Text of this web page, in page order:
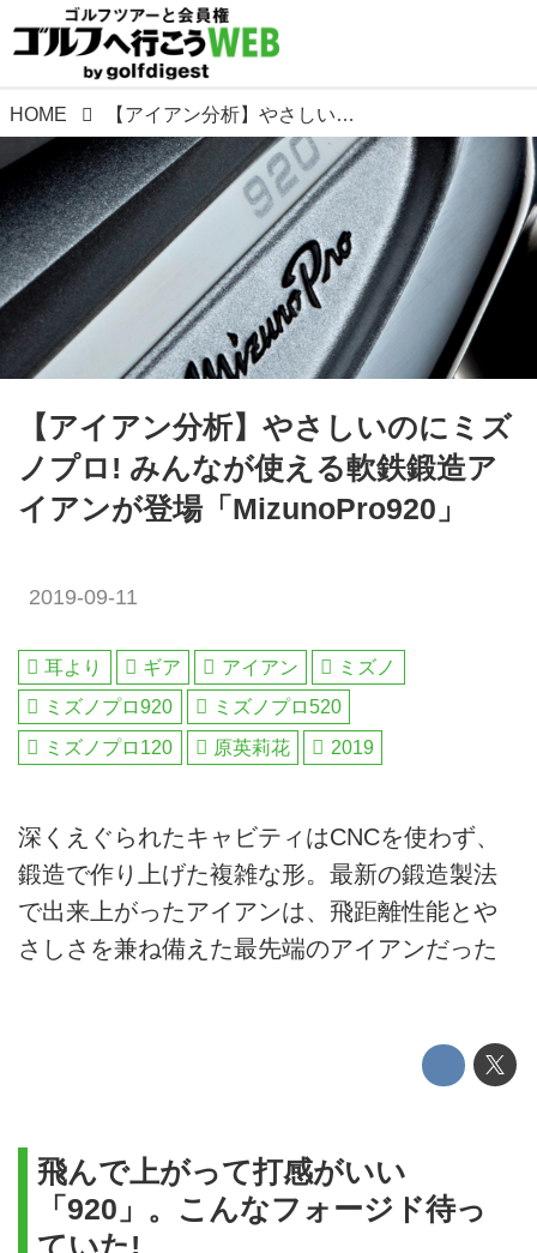
HOME 【アイアン分析】やさしいのにミズノプロ! みんなが使える軟鉄鍛造アイアンが登場「MizunoPro920」
【アイアン分析】やさしいのにミズ
ノプロ! みんなが使える軟鉄鍛造ア
イアンが登場「MizunoPro920」
2019-09-11
耳より ギア アイアン
ミズノ
ミズノプロ920
ミズノプロ520
ミズノプロ120
原英莉花 2019
深くえぐられたキャビティはCNCを使わず、
鍛造で作り上げた複雑な形。最新の鍛造製法
で出来上がったアイアンは、飛距離性能とや
さしさを兼ね備えた最先端のアイアンだった
飛んで上がって打感がいい
「920」。こんなフォージド待っ
ていた!